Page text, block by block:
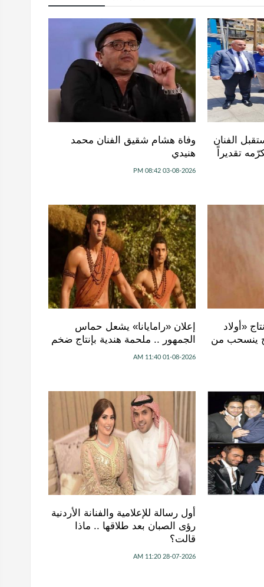
الفنان
تقديراً
وفاة هشام شقيق الفنان محمد
هنيدي
03-08-2026 08:42 PM
«أولاد
ينسحب من
إعلان «رامايانا» يشعل حماس
الجمهور .. ملحمة هندية بإنتاج ضخم
01-08-2026 11:40 AM
أول رسالة للإعلامية والفنانة الأردنية
رؤى الصبان بعد طلاقها .. ماذا
قالت؟
28-07-2026 11:20 AM